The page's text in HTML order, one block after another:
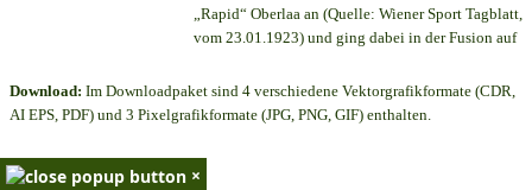
„Rapid“ Oberlaa an (Quelle: Wiener Sport Tagblatt,
vom 23.01.1923) und ging dabei in der Fusion auf
Download: Im Downloadpaket sind 4 verschiedene Vektorgrafikformate (CDR,
AI EPS, PDF) und 3 Pixelgrafikformate (JPG, PNG, GIF) enthalten.
×